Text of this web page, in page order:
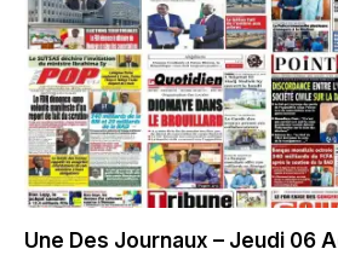
Une Des Journaux – Jeudi 06